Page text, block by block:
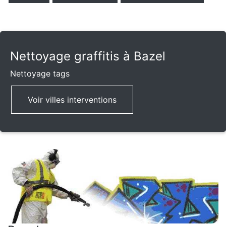
Nettoyage graffitis à Bazel
Nettoyage tags
Voir villes interventions